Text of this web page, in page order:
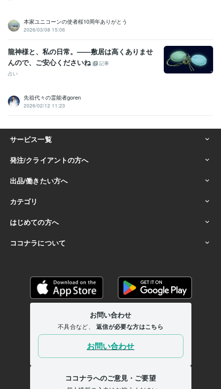
本家ユニコーンの使者桜10周年ありがとう
2026/03/08 15:06
龍神様と、私の日常。——敷居は高くありませ
んので、ご安心くださいね
記事
占い
先祖代々の霊能者goren
2026/02/12 11:23